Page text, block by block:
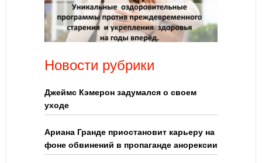
Новости рубрики
Джеймс Кэмерон задумался о своем
уходе
Ариана Гранде приостановит карьеру на
фоне обвинений в пропаганде анорексии